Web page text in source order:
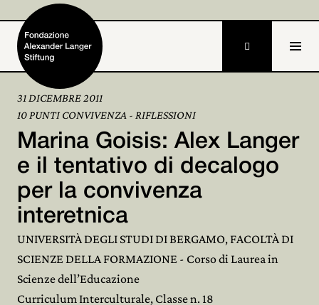
Fondazione
Attività e progetti
Alexander Langer
Archivio
Partecipa

31 DICEMBRE 2011
10 PUNTI CONVIVENZA - RIFLESSIONI
Marina Goisis: Alex Langer
e il tentativo di decalogo
per la convivenza
interetnica
UNIVERSITÀ DEGLI STUDI DI BERGAMO, FACOLTÀ DI
SCIENZE DELLA FORMAZIONE - Corso di Laurea in
Scienze dell’Educazione
Curriculum Interculturale, Classe n. 18